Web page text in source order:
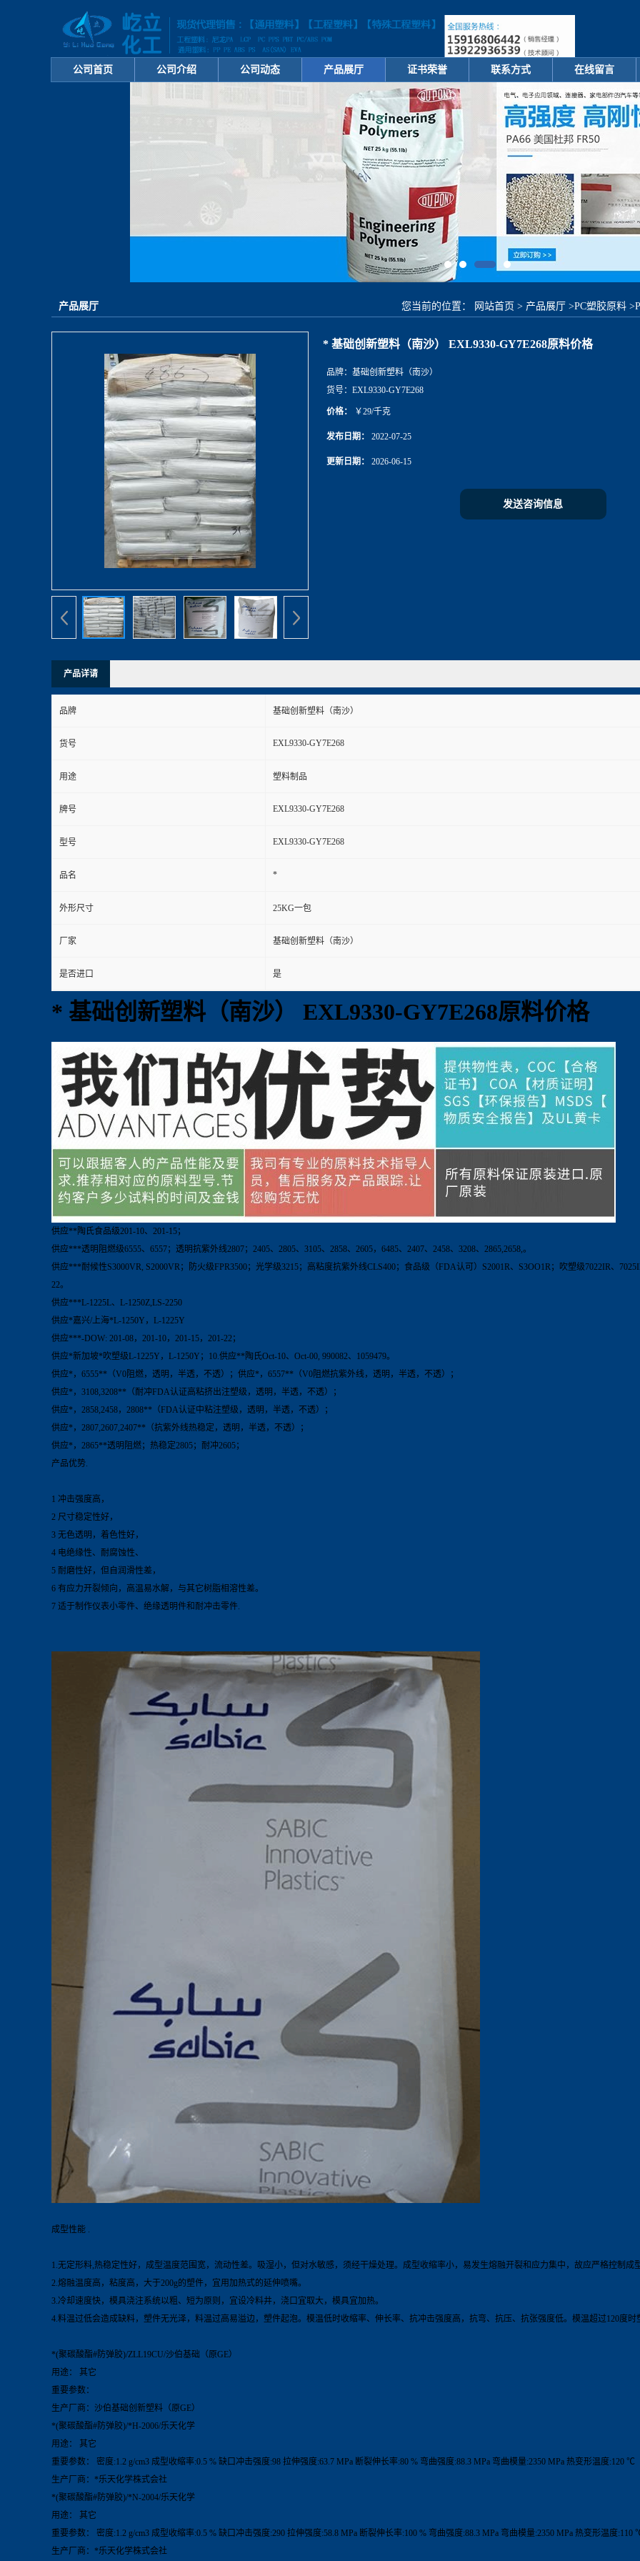
公司首页 公司介绍 公司动态 产品展厅 证书荣誉 联系方式 在线留言
产品展厅 您当前的位置： 网站首页 > 产品展厅 >PC塑胶原料 >
* 基础创新塑料（南沙） EXL9330-GY7E268原料价格
品牌： 基础创新塑料（南沙）
货号： EXL9330-GY7E268
价格： ￥29/千克
发布日期： 2022-07-25
更新日期： 2026-06-15
发送咨询信息
产品详请
品牌 基础创新塑料（南沙）
货号 EXL9330-GY7E268
用途 塑料制品
牌号 EXL9330-GY7E268
型号 EXL9330-GY7E268
品名 *
外形尺寸 25KG一包
厂家 基础创新塑料（南沙）
是否进口 是
* 基础创新塑料（南沙） EXL9330-GY7E268原料价格
供应**陶氏食品级201-10、201-15；
供应***透明阻燃级6555、6557；透明抗紫外线2807；2405、2805、3105、2858、2605，6485、2407、2458、3208、2865,2658,。
供应***耐候性S3000VR, S2000VR；防火级FPR3500；光学级3215；高粘度抗紫外线CLS400；食品级（FDA认可）S2001R、S3OO1R；吹塑级7022IR、
22。
供应***L-1225L、L-1250Z,LS-2250
供应*嘉兴/上海*L-1250Y，L-1225Y
供应***-DOW: 201-08，201-10，201-15，201-22；
供应*新加坡*吹塑级L-1225Y，L-1250Y；10.供应**陶氏Oct-10、Oct-00, 990082、1059479。
供应*，6555**（V0阻燃，透明，半透，不透）；供应*，6557**（V0阻燃抗紫外线，透明，半透，不透）；
供应*，3108,3208**（耐冲FDA认证高粘挤出注塑级，透明，半透，不透）；
供应*，2858,2458，2808**（FDA认证中粘注塑级，透明，半透，不透）；
供应*，2807,2607,2407**（抗紫外线热稳定，透明，半透，不透）；
供应*，2865**透明阻燃；热稳定2805；耐冲2605；
产品优势.
1 冲击强度高，
2 尺寸稳定性好，
3 无色透明，着色性好，
4 电绝缘性、耐腐蚀性、
5 耐磨性好，但自润滑性差，
6 有应力开裂倾向，高温易水解，与其它树脂相溶性差。
7 适于制作仪表小零件、绝缘透明件和耐冲击零件.
成型性能 .
1.无定形料,热稳定性好，成型温度范围宽，流动性差。吸湿小，但对水敏感，须经干燥处理。成型收缩率小，易发生熔融开裂和应力集中，故应严格控制成
2.熔融温度高，粘度高，大于200g的塑件，宜用加热式的延伸喷嘴。
3.冷却速度快，模具浇注系统以粗、短为原则，宜设冷料井，浇口宜取大，模具宜加热。
4.料温过低会造成缺料，塑件无光泽，料温过高易溢边，塑件起泡。模温低时收缩率、伸长率、抗冲击强度高，抗弯、抗压、抗张强度低。模温超过120度时
*(聚碳酸酯#防弹胶)/ZLL19CU/沙伯基础（原GE）
用途： 其它
重要参数：
生产厂商：沙伯基础创新塑料（原GE）
*(聚碳酸酯#防弹胶)/*H-2006/乐天化学
用途： 其它
重要参数： 密度:1.2 g/cm3 成型收缩率:0.5 % 缺口冲击强度:98 拉伸强度:63.7 MPa 断裂伸长率:80 % 弯曲强度:88.3 MPa 弯曲模量:2350 MPa 热变形温度:120 ℃
生产厂商：*乐天化学株式会社
*(聚碳酸酯#防弹胶)/*N-2004/乐天化学
用途： 其它
重要参数： 密度:1.2 g/cm3 成型收缩率:0.5 % 缺口冲击强度:290 拉伸强度:58.8 MPa 断裂伸长率:100 % 弯曲强度:88.3 MPa 弯曲模量:2350 MPa 热变形温度:110
生产厂商：*乐天化学株式会社